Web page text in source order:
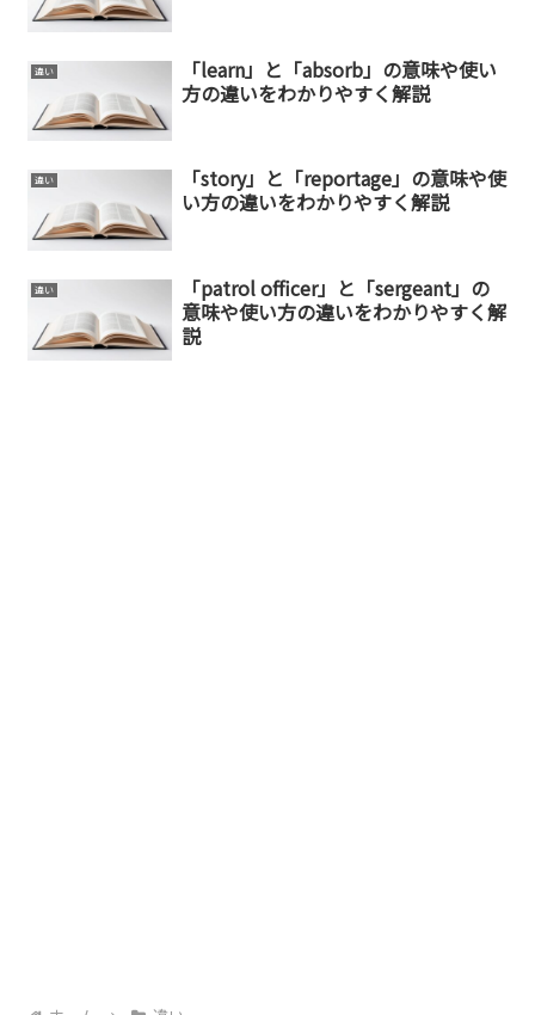
違い
「learn」と「absorb」の意味や使い
方の違いをわかりやすく解説
違い
「story」と「reportage」の意味や使
い方の違いをわかりやすく解説
違い
「patrol officer」と「sergeant」の
意味や使い方の違いをわかりやすく解
説